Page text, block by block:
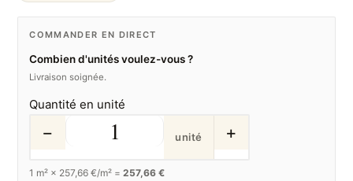
COMMANDER EN DIRECT
Combien d'unités voulez-vous ?
Livraison soignée.
Quantité en unité
− unité +
1 m² × 257,66 €/m² =257,66 €